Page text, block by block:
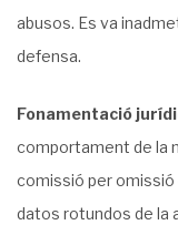
abusos. Es va
defensa.
Fonamentació
comportament de la
comissió per omissió
datos rotundos de la